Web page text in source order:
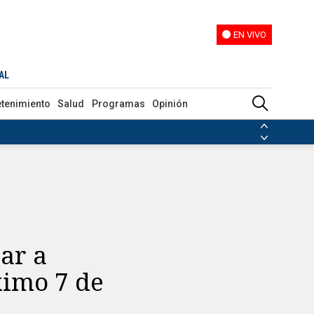
EN VIVO
Salud Programas Opinión
7 de mayo
a
7 de